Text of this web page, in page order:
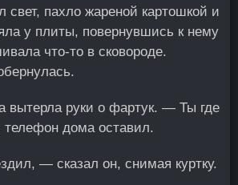
свет, пахло жареной картошкой и
у плиты, повернувшись к нему
что-то в сковороде.
руки о фартук. — Ты где
дома оставил.
— сказал он, снимая куртку.